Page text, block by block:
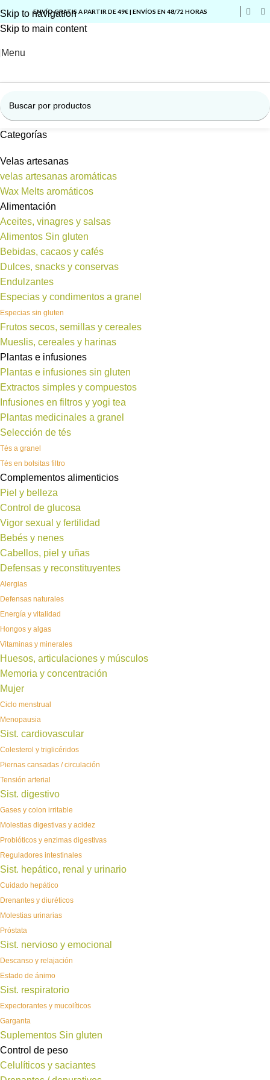
Skip to navigation
Skip to main content
ENVÍO GRATIS A PARTIR DE 49€ | ENVÍOS EN 48/72 HORAS
Menu
Categorías
Velas artesanas
velas artesanas aromáticas
Wax Melts aromáticos
Alimentación
Aceites, vinagres y salsas
Alimentos Sin gluten
Bebidas, cacaos y cafés
Dulces, snacks y conservas
Endulzantes
Especias y condimentos a granel
Especias sin gluten
Frutos secos, semillas y cereales
Mueslis, cereales y harinas
Plantas e infusiones
Plantas e infusiones sin gluten
Extractos simples y compuestos
Infusiones en filtros y yogi tea
Plantas medicinales a granel
Selección de tés
Tés a granel
Tés en bolsitas filtro
Complementos alimenticios
Piel y belleza
Control de glucosa
Vigor sexual y fertilidad
Bebés y nenes
Cabellos, piel y uñas
Defensas y reconstituyentes
Alergias
Defensas naturales
Energía y vitalidad
Hongos y algas
Vitaminas y minerales
Huesos, articulaciones y músculos
Memoria y concentración
Mujer
Ciclo menstrual
Menopausia
Sist. cardiovascular
Colesterol y triglicéridos
Piernas cansadas / circulación
Tensión arterial
Sist. digestivo
Gases y colon irritable
Molestias digestivas y acidez
Probióticos y enzimas digestivas
Reguladores intestinales
Sist. hepático, renal y urinario
Cuidado hepático
Drenantes y diuréticos
Molestias urinarias
Próstata
Sist. nervioso y emocional
Descanso y relajación
Estado de ánimo
Sist. respiratorio
Expectorantes y mucolíticos
Garganta
Suplementos Sin gluten
Control de peso
Celulíticos y saciantes